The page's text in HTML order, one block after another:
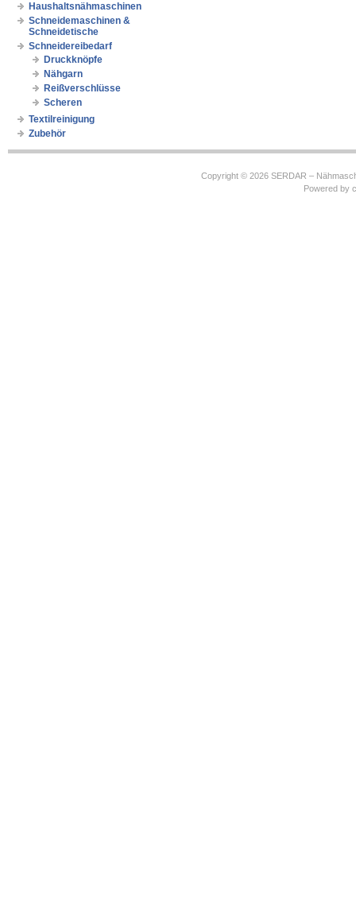
Haushaltsnähmaschinen
Schneidemaschinen &
Schneidetische
Schneidereibedarf
Druckknöpfe
Nähgarn
Reißverschlüsse
Scheren
Textilreinigung
Zubehör
Copyright © 2026 SERDAR –
Powered by